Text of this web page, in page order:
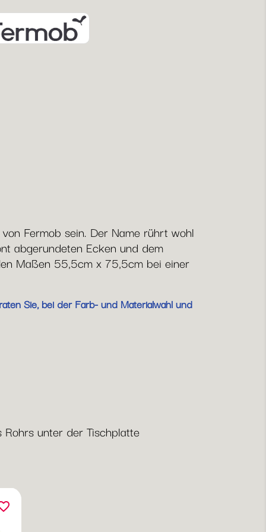
Fermob sein. Der Name rührt wohl
abgerundeten Ecken und dem
Maßen 55,5cm x 75,5cm bei einer
Sie, bei der Farb- und Materialwahl und
unter der Tischplatte